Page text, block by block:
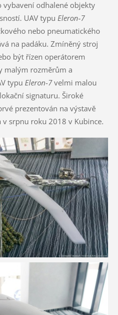
vybavení odhalené objekty
UAV typu Eleron-7
nebo pneumatického
na padáku. Zmíněný stroj
být řízen operátorem
malým rozměrům a
typu Eleron-7velmi malou
signaturu. Široké
prezentován na výstavě
srpnu roku 2018 v Kubince.